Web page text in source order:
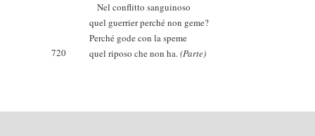
Nel conflitto sanguinoso
quel guerrier perché non geme?
Perché gode con la speme
720
quel riposo che non ha.(Parte)